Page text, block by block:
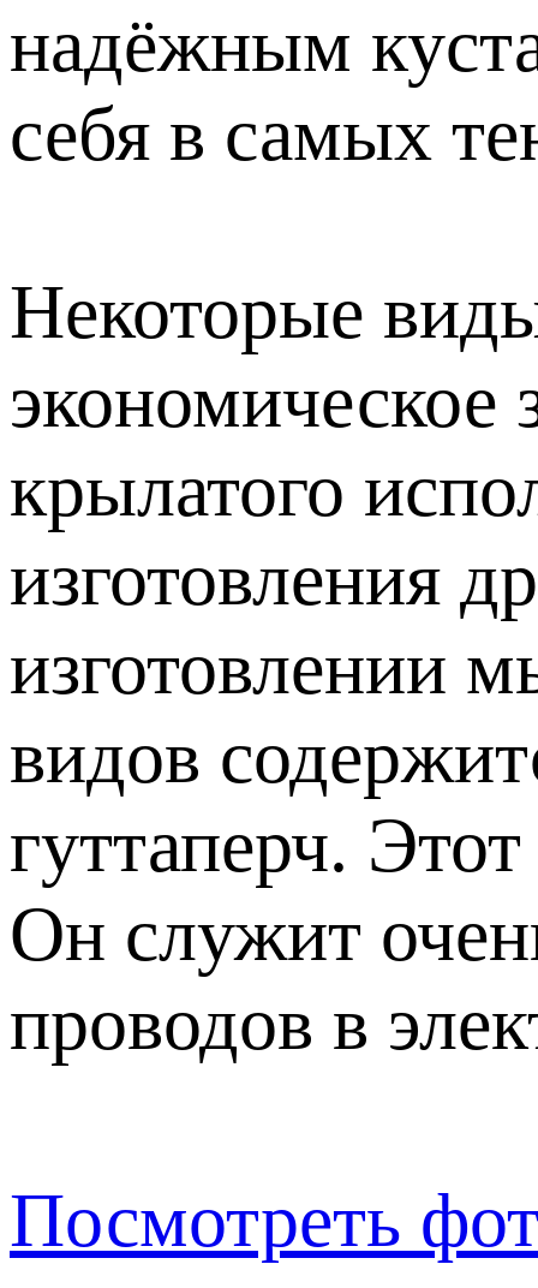
надёжным
себя в самых
Некоторые
экономическое
крылатого
изготовления
изготовлении
видов
гуттаперч.
Он служит
проводов в
Посмотреть